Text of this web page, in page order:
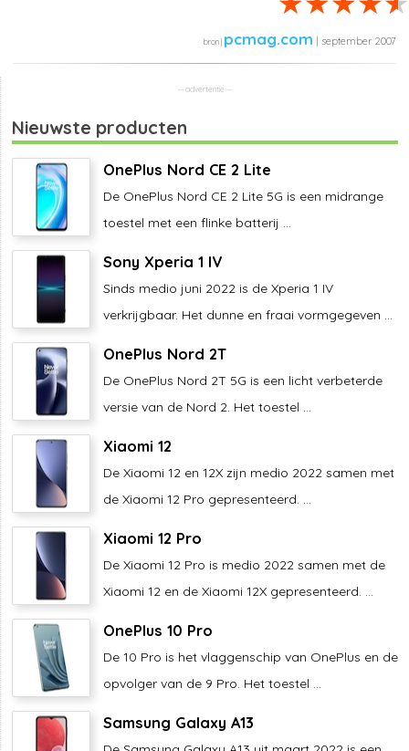
pcmag.com | september 2007
Nieuwste producten
OnePlus Nord CE 2 Lite
De OnePlus Nord CE 2 Lite 5G is een midrange
toestel met een flinke batterij ...
Sony Xperia 1 IV
Sinds medio juni 2022 is de Xperia 1 IV
verkrijgbaar. Het dunne en fraai vormgegeven ...
OnePlus Nord 2T
De OnePlus Nord 2T 5G is een licht verbeterde
versie van de Nord 2. Het toestel ...
Xiaomi 12
De Xiaomi 12 en 12X zijn medio 2022 samen met
de Xiaomi 12 Pro gepresenteerd. ...
Xiaomi 12 Pro
De Xiaomi 12 Pro is medio 2022 samen met de
Xiaomi 12 en de Xiaomi 12X gepresenteerd. ...
OnePlus 10 Pro
De 10 Pro is het vlaggenschip van OnePlus en de
opvolger van de 9 Pro. Het toestel ...
Samsung Galaxy A13